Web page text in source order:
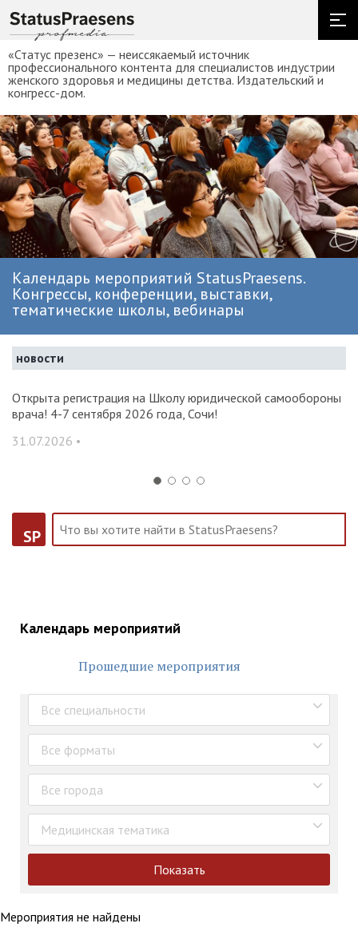
«Статус презенс» — неиссякаемый источник
профессионального контента для специалистов индустрии
женского здоровья и медицины детства. Издательский и
конгресс-дом.
Календарь мероприятий StatusPraesens.
Конгрессы, конференции, выставки,
тематические школы, вебинары
новости
Открыта регистрация на Школу юридической самообороны
врача! 4-7 сентября 2026 года, Сочи!
31.07.2026 •
SP
Календарь мероприятий
Прошедшие мероприятия
Все специальности
Все форматы
Все города
Медицинская тематика
Показать
Мероприятия не найдены